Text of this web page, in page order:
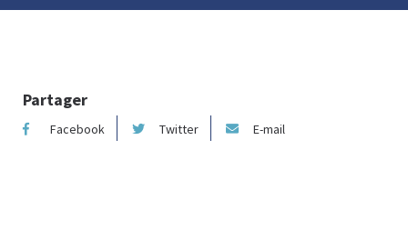
Partager
Facebook Twitter E-mail